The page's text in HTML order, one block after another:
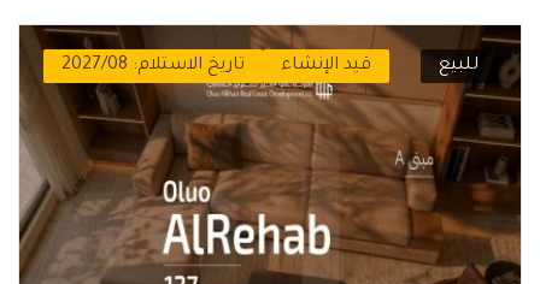
للبيع قيد الإنشاء تاريخ الاستلام: 2027/08